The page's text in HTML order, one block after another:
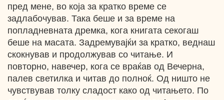
пред мене, во која за кратко време се
задлабочував. Така беше и за време на
попладневната дремка, кога книгата секогаш
беше на масата. Задремувајќи за кратко, веднаш
скокнував и продолжував со читање. И
повторно, навечер, кога се враќав од Вечерна,
палев светилка и читав до полноќ. Од ништо не
чувствував толку сладост како од читањето. По